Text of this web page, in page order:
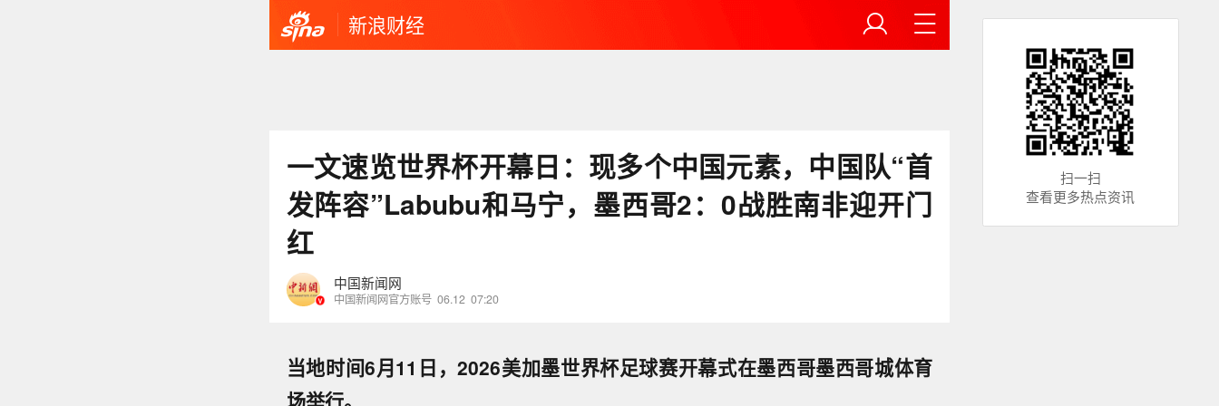
新浪财经
一文速览世界杯开幕日：现多个中国元素，中国队“首
发阵容”Labubu和马宁，墨西哥2：0战胜南非迎开门
红
中国新闻网
中国新闻网官方账号 06.12 07:20
当地时间6月11日，2026美加墨世界杯足球赛开幕式在墨西哥墨西哥城体育
扫一扫
查看更多热点资讯